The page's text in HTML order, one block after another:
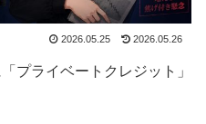
2026.05.25 2026.05.26
プライベートクレジット」